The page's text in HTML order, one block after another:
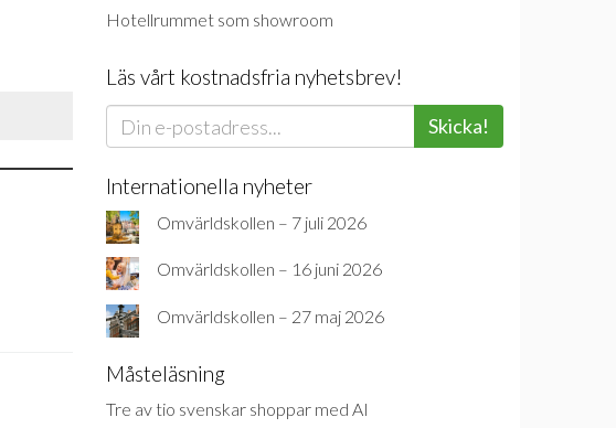
Hotellrummet som showroom
Läs vårt kostnadsfria nyhetsbrev!
Skicka!
Internationella nyheter
Omvärldskollen – 7 juli 2026
Omvärldskollen – 16 juni 2026
Omvärldskollen – 27 maj 2026
Måsteläsning
Tre av tio svenskar shoppar med AI